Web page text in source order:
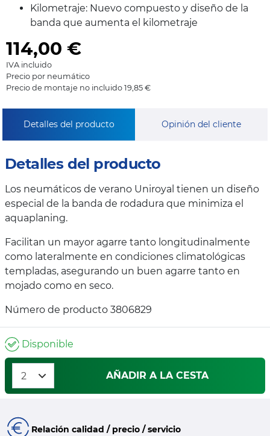
Kilometraje: Nuevo compuesto y diseño de la
banda que aumenta el kilometraje
114,00 €
IVA incluido
Precio por neumático
Precio de montaje no incluido 19,85 €
Detalles del producto Opinión del cliente
Detalles del producto
Los neumáticos de verano Uniroyal tienen un diseño
especial de la banda de rodadura que minimiza el
aquaplaning.
Facilitan un mayor agarre tanto longitudinalmente
como lateralmente en condiciones climatológicas
templadas, asegurando un buen agarre tanto en
mojado como en seco.
Número de producto 3806829
Disponible
AÑADIR A LA CESTA
Relación calidad / precio / servicio